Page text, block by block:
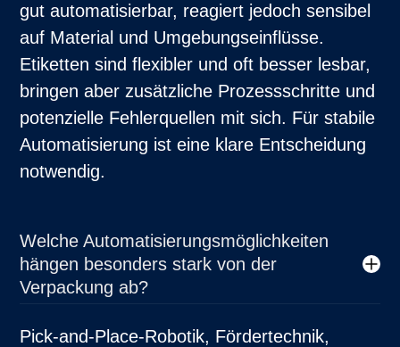
gut automatisierbar, reagiert jedoch sensibel
auf Material und Umgebungseinflüsse.
Etiketten sind flexibler und oft besser lesbar,
bringen aber zusätzliche Prozessschritte und
potenzielle Fehlerquellen mit sich. Für stabile
Automatisierung ist eine klare Entscheidung
notwendig.
Welche Automatisierungsmöglichkeiten
hängen besonders stark von der
Verpackung ab?
Pick-and-Place-Robotik, Fördertechnik,